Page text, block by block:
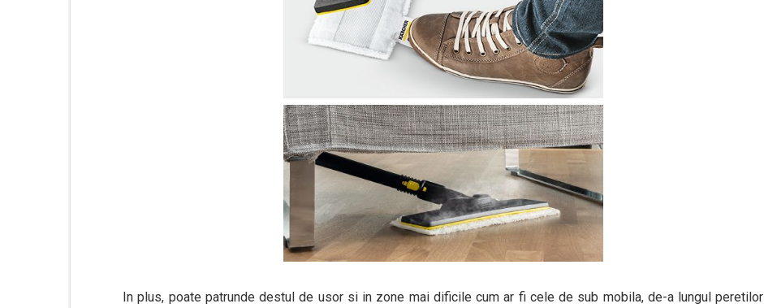
In plus, poate patrunde destul de usor si in zone mai dificile cum ar fi cele de sub mobila, de-a lungul peretilor